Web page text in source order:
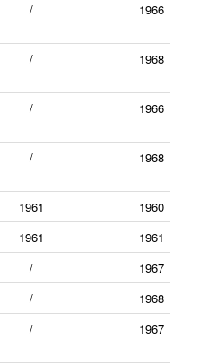
/ 1966
/ 1968
/ 1966
/ 1968
1961
1960
1961
1961
/
1967
/
1968
/ 1967